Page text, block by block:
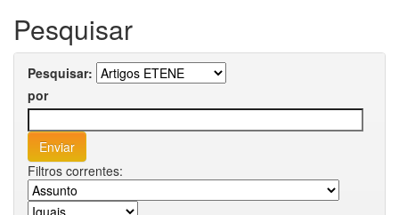
Pesquisar
Pesquisar:
por
Filtros correntes: